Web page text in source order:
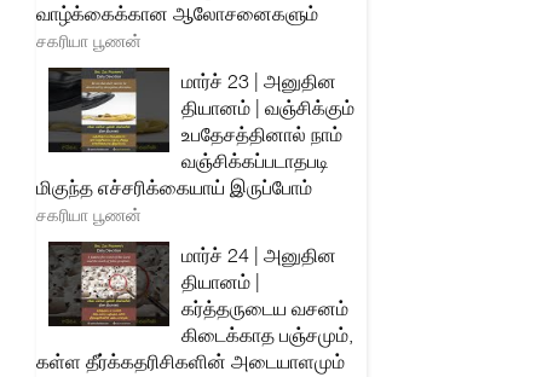
வாழ்க்கைக்கான ஆலோசனைகளும்
சகரியா பூணன்
மார்ச் 23 | அனுதின
தியானம் | வஞ்சிக்கும்
உபதேசத்தினால் நாம்
வஞ்சிக்கப்படாதபடி
மிகுந்த எச்சரிக்கையாய் இருப்போம்
சகரியா பூணன்
மார்ச் 24 | அனுதின
தியானம் |
கர்த்தருடைய வசனம்
கிடைக்காத பஞ்சமும்,
கள்ள தீர்க்கதரிசிகளின் அடையாளமும்